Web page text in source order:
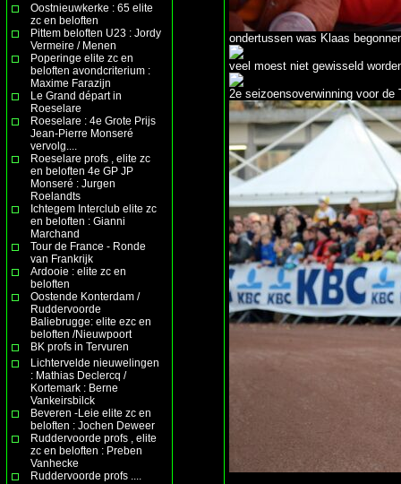
Oostnieuwkerke : 65 elite
zc en beloften
Pittem beloften U23 : Jordy
Vermeire / Menen
Poperinge elite zc en
beloften avondcriterium :
Maxime Farazijn
Le Grand départ in
Roeselare
Roeselare : 4e Grote Prijs
Jean-Pierre Monseré
vervolg....
Roeselare profs , elite zc
en beloften 4e GP JP
Monseré : Jurgen
Roelandts
Ichtegem Interclub elite zc
en beloften : Gianni
Marchand
Tour de France - Ronde
van Frankrijk
Ardooie : elite zc en
beloften
Oostende Konterdam /
Ruddervoorde
Baliebrugge: elite ezc en
beloften /Nieuwpoort
BK profs in Tervuren
Lichtervelde nieuwelingen
: Mathias Declercq /
Kortemark : Berne
Vankeirsbilck
Beveren -Leie elite zc en
beloften : Jochen Deweer
Ruddervoorde profs , elite
zc en beloften : Preben
Vanhecke
Ruddervoorde profs ....
ondertussen was Klaas
veel moest niet gewisseld
2e seizoensoverwinning voor de